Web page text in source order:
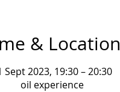
& Location
Sept 2023, 19:30 – 20:30
oil experience